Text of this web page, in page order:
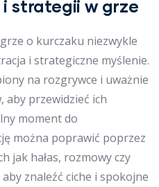
strategii w grze
o kurczaku niezwykle
i strategiczne myślenie.
na rozgrywce i uważnie
aby przewidzieć ich
moment do
można poprawić poprzez
jak hałas, rozmowy czy
znaleźć ciche i spokojne